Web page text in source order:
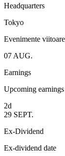
Headquarters
Tokyo
Evenimente viitoare
07 AUG.
Earnings
Upcoming
2d
29 SEPT.
Ex-Dividend
Ex-dividend date